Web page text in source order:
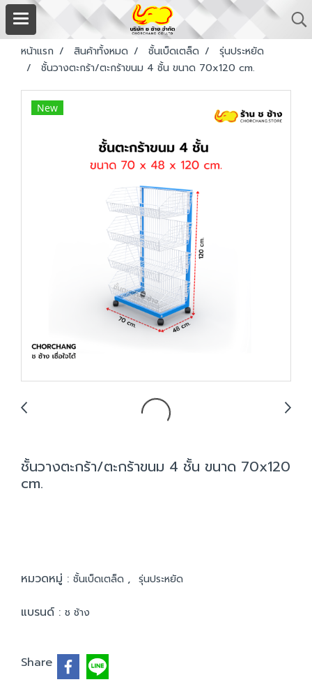
หน้าแรก สินค้าทั้งหมด ชั้นเบ็ดเตล็ด
รุ่นประหยัด
ชั้นวางตะกร้า/ตะกร้าขนม 4 ชั้น ขนาด 70x120 cm.
New
ชั้นวางตะกร้า/ตะกร้าขนม 4 ชั้น ขนาด 70x120
cm.
หมวดหมู่ : ชั้นเบ็ดเตล็ด , รุ่นประหยัด
แบรนด์ : ช ช้าง
Share